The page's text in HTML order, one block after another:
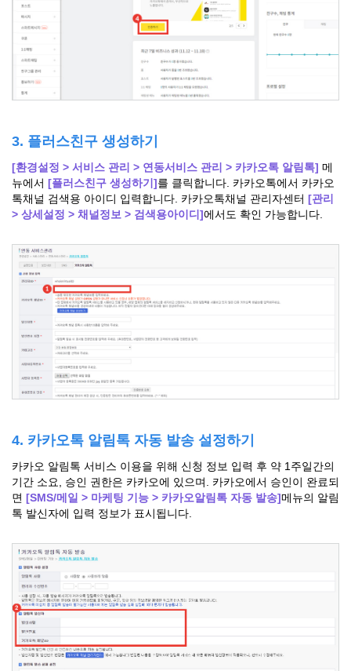
3. 플러스친구 생성하기
[환경설정 > 서비스 관리 > 연동서비스 관리 > 카카오톡 알림톡] 메
뉴에서 [플러스친구 생성하기]를 클릭합니다. 카카오톡에서 카카오
톡채널 검색용 아이디 입력합니다. 카카오톡채널 관리자센터 [관리
> 상세설정 > 채널정보 > 검색용아이디]에서도 확인 가능합니다.
4. 카카오톡 알림톡 자동 발송 설정하기
카카오 알림톡 서비스 이용을 위해 신청 정보 입력 후 약 1주일간의
기간 소요, 승인 권한은 카카오에 있으며. 카카오에서 승인이 완료되
면 [SMS/메일 > 마케팅 기능 > 카카오알림톡 자동 발송]메뉴의 알림
톡 발신자에 입력 정보가 표시됩니다.